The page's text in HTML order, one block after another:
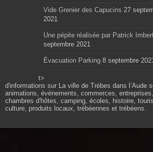
Vide Grenier des Capucins 27
2021
Une pépite réalisée par Patrick
septembre 2021
Évacuation Parking 8 septembre
t>
d'informations sur La ville de Trèbes dans l’Aude
animations, évènements, commerces,
chambres d'hôtes, camping, écoles, histoire,
culture, produits locaux, trébéennes et trébéens.